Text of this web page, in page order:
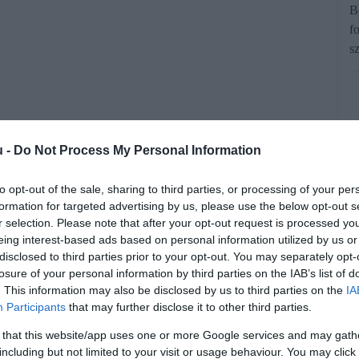
- Do Not Process My Personal Information
opt-out of the sale, sharing to third parties, or processing of your
for targeted advertising by us, please use the below opt-out
selection. Please note that after your opt-out request is processed
interest-based ads based on personal information utilized by us
to third parties prior to your opt-out. You may separately
of your personal information by third parties on the IAB’s list of
This information may also be disclosed by us to third parties on the
Participants that may further disclose it to other third parties.
that this website/app uses one or more Google services and may
but not limited to your visit or usage behaviour. You may
Bubi új generációjának indulásával
az eddigi legsikeresebb funkció,
használat is.
forrásként a Google Keresőben!